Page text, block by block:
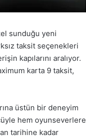
sunduğu yeni
taksit seçenekleri
kapılarını aralıyor.
karta 9 taksit,
üstün bir deneyim
hem oyunseverlere
tarihine kadar